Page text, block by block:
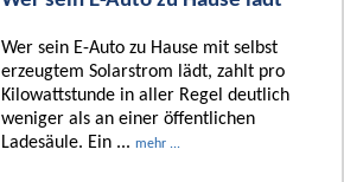
Wer sein E-Auto zu Hause mit selbst
erzeugtem Solarstrom lädt, zahlt pro
Kilowattstunde in aller Regel deutlich
weniger als an einer öffentlichen
Ladesäule. Ein ... mehr ...